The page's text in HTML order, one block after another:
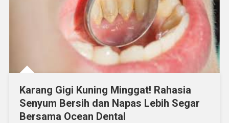
Karang Gigi Kuning Minggat! Rahasia
Senyum Bersih dan Napas Lebih Segar
Bersama Ocean Dental